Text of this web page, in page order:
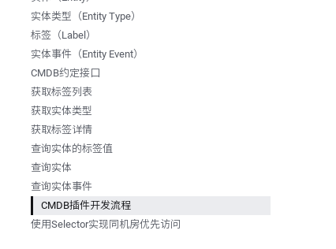
实体类型（Entity Type）
标签（Label）
实体事件（Entity Event）
CMDB约定接口
获取标签列表
获取实体类型
获取标签详情
查询实体的标签值
查询实体
查询实体事件
CMDB插件开发流程
使用Selector实现同机房优先访问